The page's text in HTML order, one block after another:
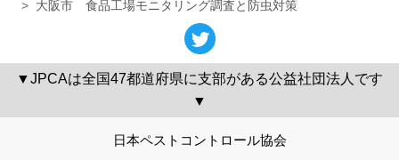
大阪市 食品工場モニタリング調査と防虫対策
▼JPCAは全国47都道府県に支部がある公益社団法人です
▼
日本ペストコントロール協会